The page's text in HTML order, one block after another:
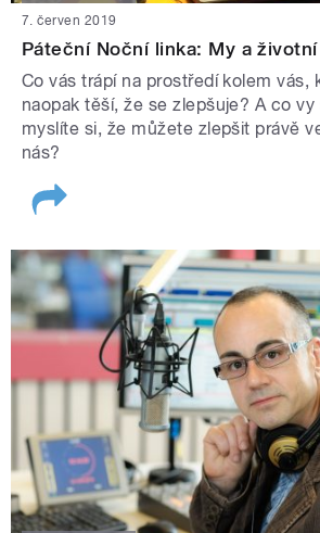
7. červen 2019
Páteční Noční linka: My a
Co vás trápí na prostředí kolem vás,
naopak těší, že se zlepšuje? A co vy
myslíte si, že můžete zlepšit právě
nás?